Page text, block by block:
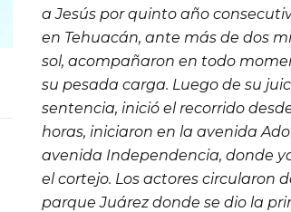
a Jesús por quinto año
en Tehuacán, ante más de dos
sol, acompañaron en todo
su pesada carga. Luego de su
sentencia, inició el recorrido
horas, iniciaron en la avenida
avenida Independencia, donde
el cortejo. Los actores circularon
parque Juárez donde se dio la